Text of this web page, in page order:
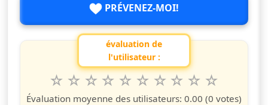
PRÉVENEZ-MOI!
évaluation de
l'utilisateur :
questo spettacolo da 1 a 10 étoiles
10
étoiles
9
étoiles
8
étoiles
7
étoiles
6
étoiles
5
étoiles
4
étoiles
3
étoiles
2
étoiles
étoile
Évaluation moyenne des utilisateurs: 0.00 (0 votes)